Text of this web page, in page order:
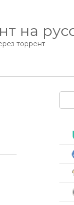
на
торрент.